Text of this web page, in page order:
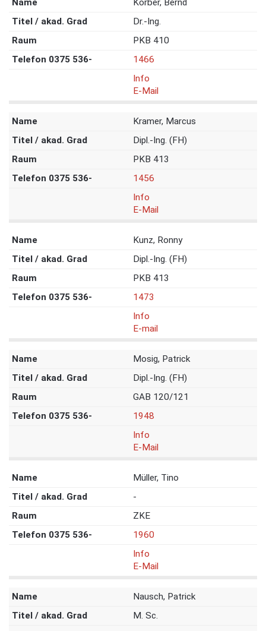
Körber, Bernd
Dr.-Ing.
PKB 410
1466
Info
E-Mail
Kramer, Marcus
Dipl.-Ing. (FH)
PKB 413
1456
Info
E-Mail
Kunz, Ronny
Dipl.-Ing. (FH)
PKB 413
1473
Info
E-mail
Mosig, Patrick
Dipl.-Ing. (FH)
GAB 120/121
1948
Info
E-Mail
Müller, Tino
-
ZKE
1960
Info
E-Mail
Nausch, Patrick
M. Sc.